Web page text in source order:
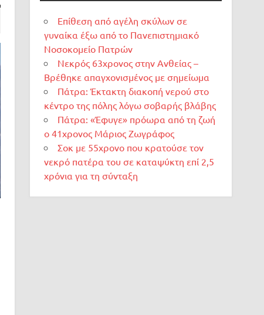
Επίθεση από αγέλη σκύλων σε
γυναίκα έξω από το Πανεπιστημιακό
Νοσοκομείο Πατρών
Νεκρός 63χρονος στην Ανθείας –
Βρέθηκε απαγχονισμένος με σημείωμα
Πάτρα: Έκτακτη διακοπή νερού στο
κέντρο της πόλης λόγω σοβαρής βλάβης
Πάτρα: «Έφυγε» πρόωρα από τη ζωή
ο 41χρονος Μάριος Ζωγράφος
Σοκ με 55χρονο που κρατούσε τον
νεκρό πατέρα του σε καταψύκτη επί 2,5
χρόνια για τη σύνταξη